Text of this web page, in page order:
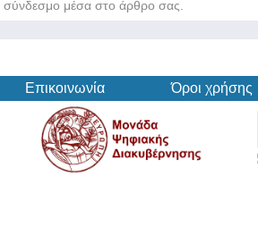
σύνδεσμο μέσα στο άρθρο σας.
Επικοινωνία Όροι χρήσης